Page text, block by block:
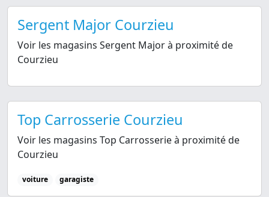
Sergent Major Courzieu
Voir les magasins Sergent Major à proximité de
Courzieu
Top Carrosserie Courzieu
Voir les magasins Top Carrosserie à proximité de
Courzieu
voiture garagiste